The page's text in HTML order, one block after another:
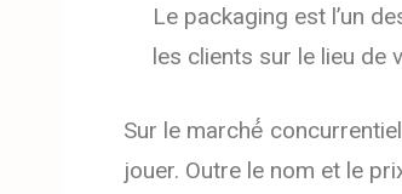
Le packaging est l’un
les clients sur le lieu de
Sur le marché́
jouer. Outre le nom et le